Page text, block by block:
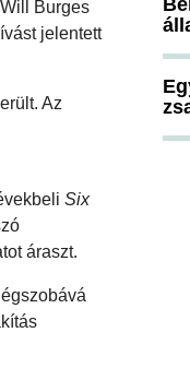
Burges
jelentett
Az
Six
áraszt.